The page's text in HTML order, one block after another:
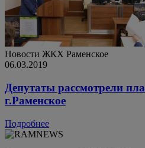
Новости ЖКХ Раменское
06.03.2019
Депутаты рассмотрели
г.Раменское
Подробнее